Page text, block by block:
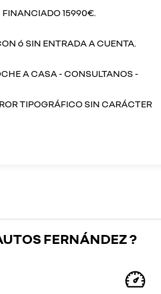
FINANCIADO 15990€.
ó SIN ENTRADA A CUENTA.
A CASA - CONSULTANOS -
TIPOGRÁFICO SIN CARÁCTER
FERNÁNDEZ ?